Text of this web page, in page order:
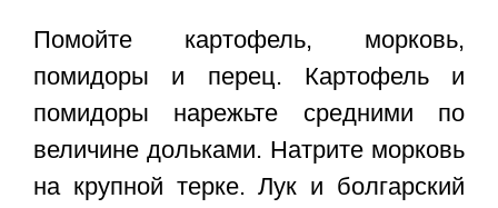
Помойте картофель, морковь,
помидоры и перец. Картофель и
помидоры нарежьте средними по
величине дольками. Натрите морковь
на крупной терке. Лук и болгарский